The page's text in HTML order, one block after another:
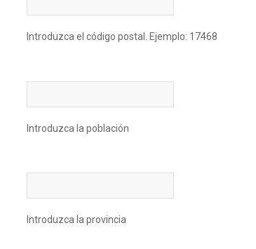
Introduzca el código postal. Ejemplo: 17468
Introduzca la población
Introduzca la provincia